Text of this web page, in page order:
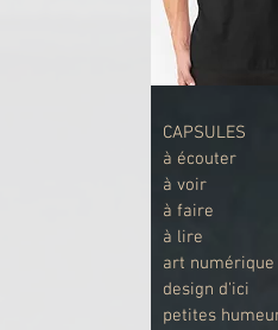
CAPSULES
à écouter
à voir
à faire
à lire
art numérique
design d'ici
petites